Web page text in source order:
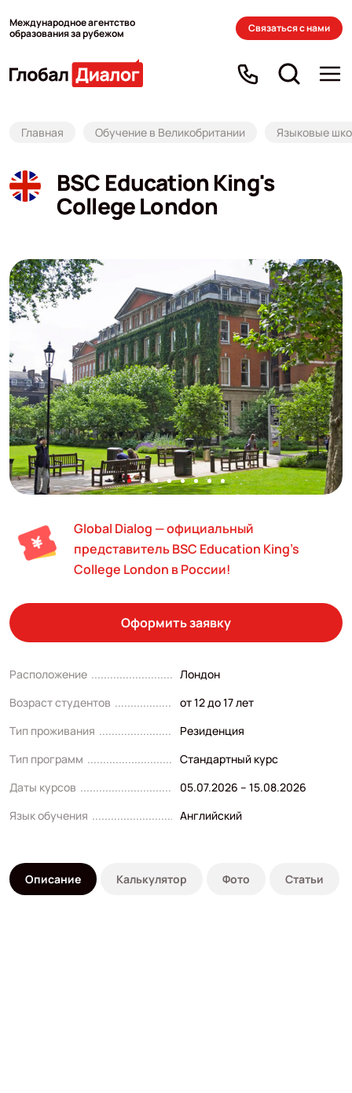
Международное агентство
образования за рубежом
Связаться с нами
Главная Обучение в Великобритании Языковые
BSC Education King's
College London
Global Dialog — официальный
представитель BSC Education King's
College London в России!
Оформить заявку
Расположение
Лондон
Возраст студентов
от 12 до 17 лет
Тип проживания
Резиденция
Тип программ
Стандартный курс
Даты курсов
05.07.2026 – 15.08.2026
Язык обучения
Английский
Описание Калькулятор Фото Статьи